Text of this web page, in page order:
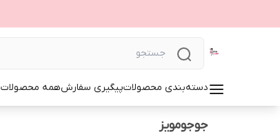
دسته‌بندی محصولاتپیگیری سفارشهمه محصولات
جوجومویز